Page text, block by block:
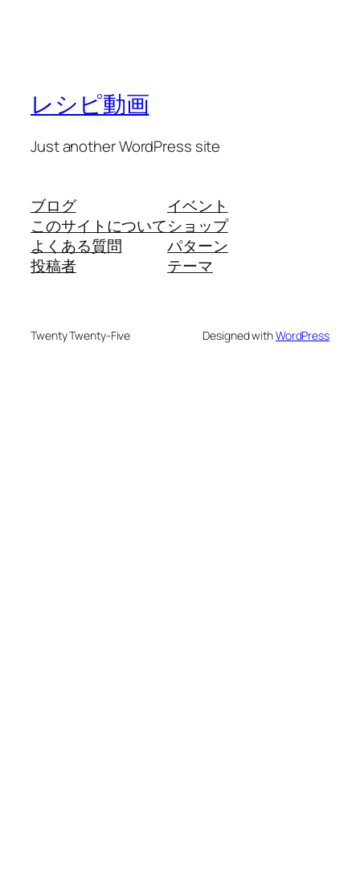
レシピ動画
Just another WordPress site
ブログ
このサイトについて
よくある質問
投稿者
イベント
ショップ
パターン
テーマ
Twenty Twenty-Five Designed withWordPress